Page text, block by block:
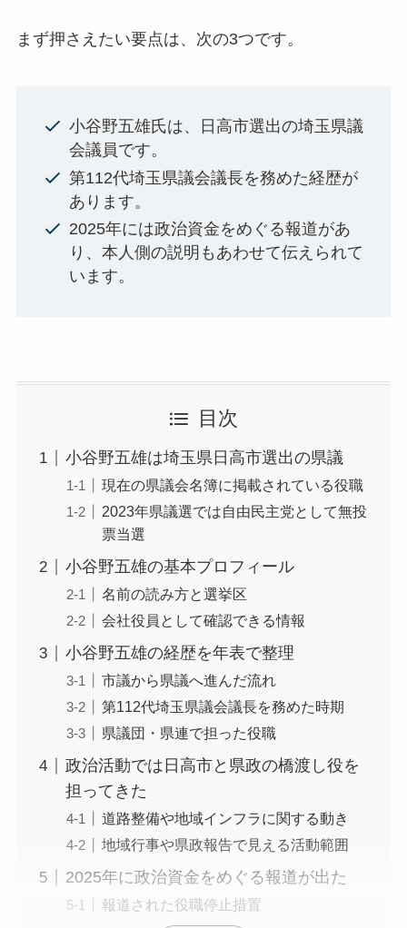
まず押さえたい要点は、次の3つです。
小谷野五雄氏は、日高市選出の埼玉県議
会議員です。
第112代埼玉県議会議長を務めた経歴が
あります。
2025年には政治資金をめぐる報道があ
り、本人側の説明もあわせて伝えられて
います。
目次
小谷野五雄は埼玉県日高市選出の県議
現在の県議会名簿に掲載されている役職
2023年県議選では自由民主党として無投
票当選
小谷野五雄の基本プロフィール
名前の読み方と選挙区
会社役員として確認できる情報
小谷野五雄の経歴を年表で整理
市議から県議へ進んだ流れ
第112代埼玉県議会議長を務めた時期
県議団・県連で担った役職
政治活動では日高市と県政の橋渡し役を
担ってきた
道路整備や地域インフラに関する動き
地域行事や県政報告で見える活動範囲
2025年に政治資金をめぐる報道が出た
報道された役職停止措置